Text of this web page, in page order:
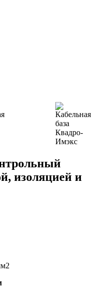
изоляцией и